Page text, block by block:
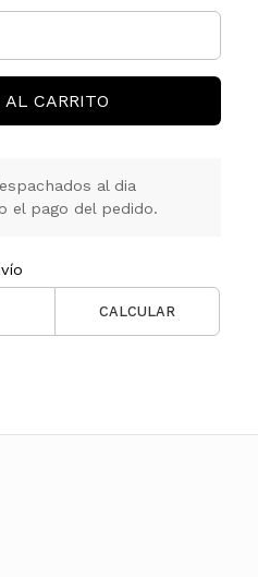
AL CARRITO
al dia
el pago del pedido.
CALCULAR